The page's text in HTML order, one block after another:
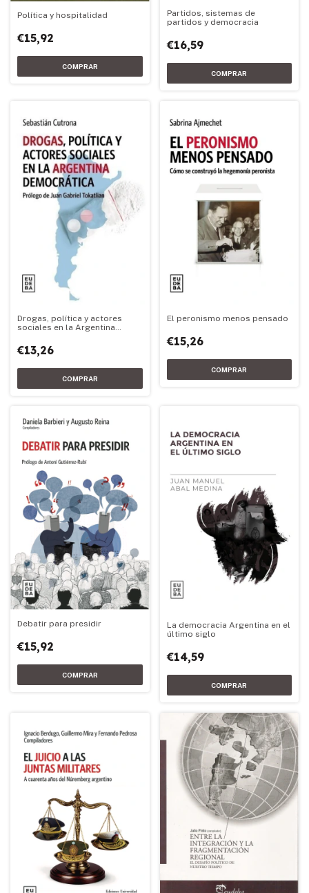
Política y hospitalidad
€15,92
Partidos, sistemas de
partidos y democracia
€16,59
Drogas, política y actores
sociales en la Argentina
€13,26
El peronismo menos pensado
€15,26
Debatir para presidir
€15,92
La democracia Argentina en el
último siglo
€14,59